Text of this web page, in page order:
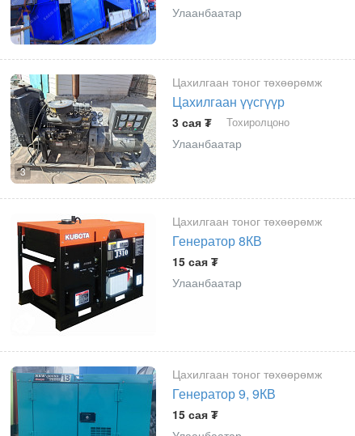
Улаанбаатар
3
Цахилгаан тоног төхөөрөмж
Цахилгаан үүсгүүр
3 сая ₮ Тохиролцоно
Улаанбаатар
Цахилгаан тоног төхөөрөмж
Генератор 8КВ
15 сая ₮
Улаанбаатар
Цахилгаан тоног төхөөрөмж
Генератор 9, 9КВ
15 сая ₮